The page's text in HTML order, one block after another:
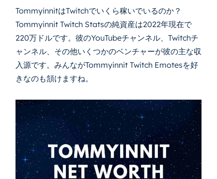
TommyinnitはTwitchでいくら稼いでいるのか？
Tommyinnit Twitch Statsの純資産は2022年現在で
220万ドルです。彼のYouTubeチャンネル、Twitchチ
ャンネル、その他いくつかのベンチャーが彼の主な収
入源です。みんながTommyinnit Twitch Emotesを好
きなのも頷けますね。